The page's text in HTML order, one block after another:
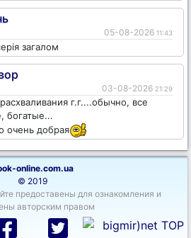
05-08-2026 11:43
загалом
03-08-2026 21:29
г.г....обычно, все
богатые...
очень добрая
online.com.ua
© 2019
предоставены для ознакомления и
авторским правом